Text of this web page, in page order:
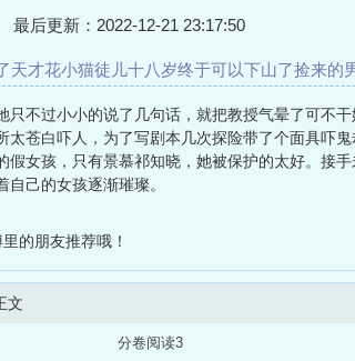
最后更新：2022-12-21 23:17:50
天才花小猫徒儿十八岁终于可以下山了捡来的
不过小小的说了几句话，就把教授气晕了可不
苍白吓人，为了写剧本几次探险带了个面具吓
女孩，只有景慕祁知晓，她被保护的太好。接
己的女孩逐渐璀璨。
的朋友推荐哦！
文
分卷阅读3